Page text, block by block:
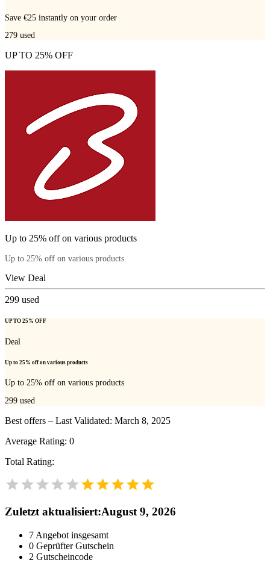
Save €25 instantly on your order
279 used
UP TO 25% OFF
Up to 25% off on various products
Up to 25% off on various products
View Deal
299 used
UP TO 25% OFF
Deal
Up to 25% off on various products
Up to 25% off on various products
299 used
Best offers – Last Validated: March 8, 2025
Average Rating: 0
Total Rating:
Zuletzt aktualisiert:August 9, 2026
7 Angebot insgesamt
0 Geprüfter Gutschein
2 Gutscheincode